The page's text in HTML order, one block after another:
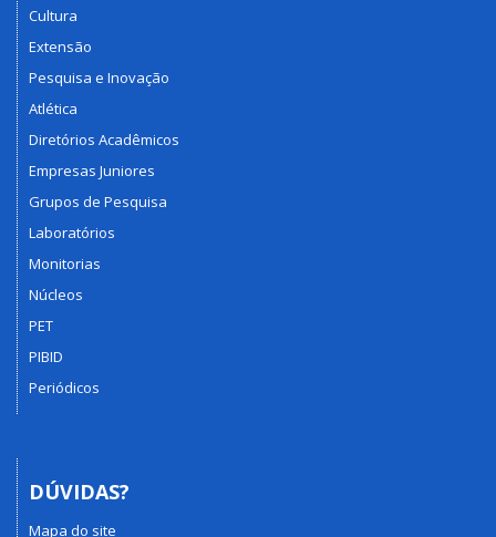
Cultura
Extensão
Pesquisa e Inovação
Atlética
Diretórios Acadêmicos
Empresas Juniores
Grupos de Pesquisa
Laboratórios
Monitorias
Núcleos
PET
PIBID
Periódicos
DÚVIDAS?
Mapa do site